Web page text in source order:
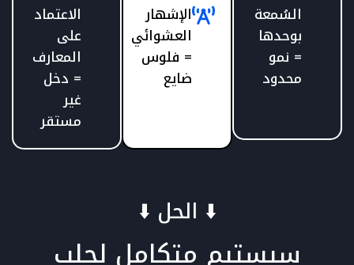
الاعتماد
على
المعارف
= دخل
غير
مستقر
الإشهار
العشوائي
= فلوس
ضايع
السُمعة
بوحدها
= نمو
محدود
⬇️ الحل ⬇️
سيستيم متكامل لجلب